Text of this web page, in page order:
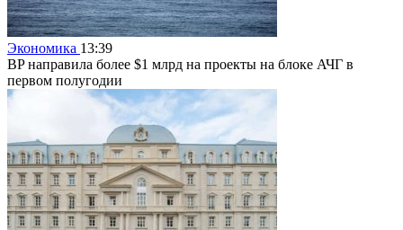
Экономика 13:39
BP направила более $1 млрд на проекты на блоке АЧГ в
первом полугодии